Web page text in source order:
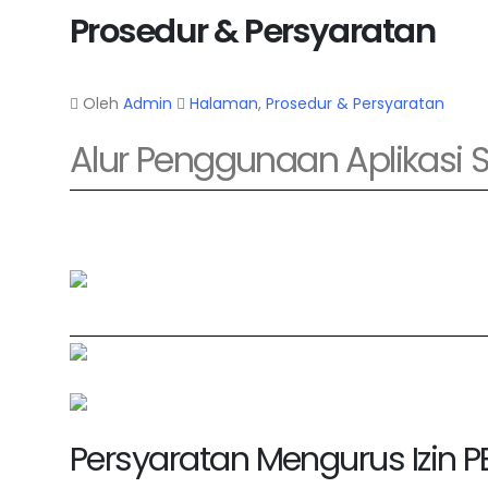
Prosedur & Persyaratan
Oleh Admin Halaman, Prosedur & Persyaratan
Alur Penggunaan Aplikasi
Persyaratan Mengurus Izin